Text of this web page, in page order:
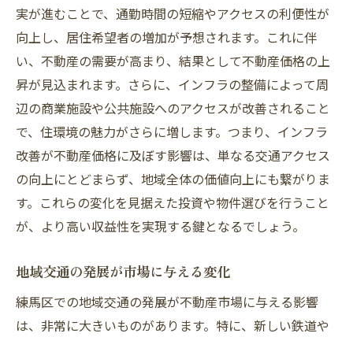
実が進むことで、通勤時間の短縮やアクセスの利便性が
向上し、居住希望者の増加が予想されます。これに伴
い、不動産の需要が高まり、結果として不動産価格の上
昇が見込まれます。さらに、インフラの整備によって周
辺の商業施設や公共施設へのアクセスが改善されること
で、住環境の魅力がさらに増します。つまり、インフラ
改善が不動産価格に及ぼす影響は、単なる交通アクセス
の向上にとどまらず、地域全体の価値向上にも繋がりま
す。これらの変化を見据えた投資や物件選びを行うこと
が、より高い収益性を実現する鍵となるでしょう。
地域交通の発展が市場に与える変化
練馬区での地域交通の発展が不動産市場に与える影響
は、非常に大きいものがあります。特に、新しい鉄道や